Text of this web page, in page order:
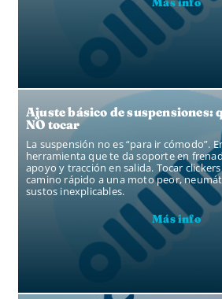
Ajuste básico de suspensiones:
NO tocar
La suspensión no es “para ir cómodo”.
herramienta que te da soporte en
apoyo y tracción en salida. Tocar
camino rápido a una moto peor,
sustos inexplicables.
Más info